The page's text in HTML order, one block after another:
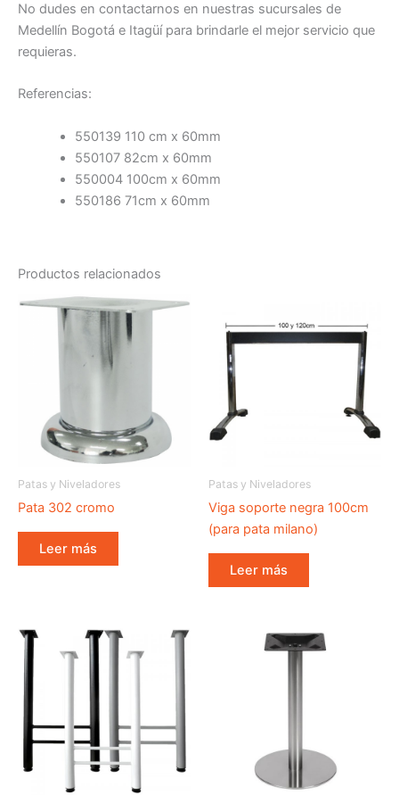
No dudes en contactarnos en nuestras sucursales de
Medellín Bogotá e Itagüí para brindarle el mejor servicio que
requieras.
Referencias:
550139 110 cm x 60mm
550107 82cm x 60mm
550004 100cm x 60mm
550186 71cm x 60mm
Productos relacionados
Patas y Niveladores
Pata 302 cromo
Leer más
Patas y Niveladores
Viga soporte negra 100cm
(para pata milano)
Leer más